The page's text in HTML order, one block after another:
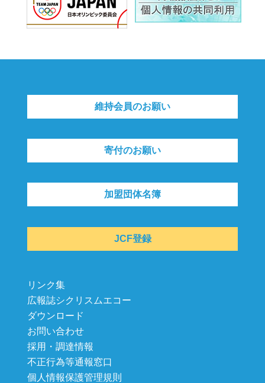
維持会員のお願い
寄付のお願い
加盟団体名簿
JCF登録
リンク集
広報誌シクリスムエコー
ダウンロード
お問い合わせ
採用・調達情報
不正行為等通報窓口
個人情報保護管理規則